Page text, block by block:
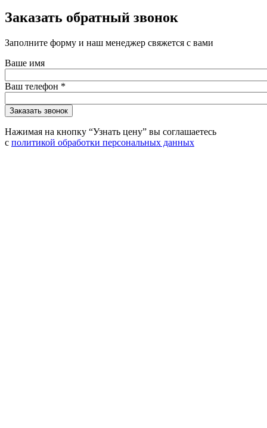
Заказать обратный звонок
Заполните форму и наш менеджер свяжется с вами
Ваше имя
Ваш телефон *
Нажимая на кнопку “Узнать цену” вы соглашаетесь
с политикой обработки персональных данных